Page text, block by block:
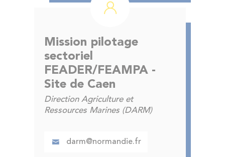
Mission pilotage
sectoriel
FEADER/FEAMPA -
Site de Caen
Direction Agriculture et
Ressources Marines (DARM)
darm@normandie.fr